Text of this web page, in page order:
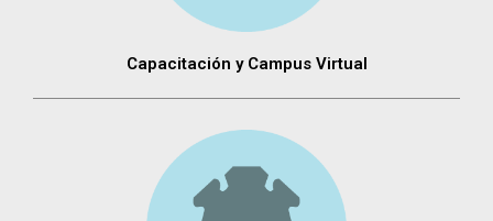
Capacitación y Campus Virtual